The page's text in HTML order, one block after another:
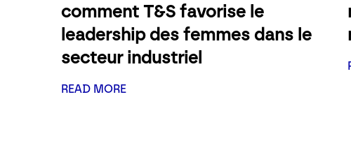
comment T&S favorise le
leadership des femmes dans le
secteur industriel
READ MORE